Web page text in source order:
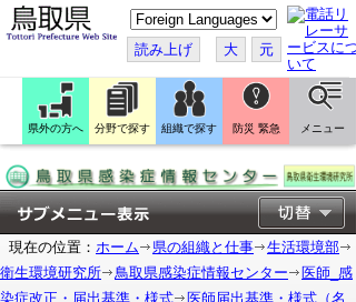
こ
の
ペ
ー
ジ
翻
訳
す
読み上げ 大 元
県外の方へ 分野で探す 組織で探す 防災 緊急 メニュー
現在の位置： ホーム 県の組織と仕事
生活環境部
衛生環境研究所
鳥取県感染症情報センター
医師_感
染症改正・届出基準・様式
医師届出基準・様式（名